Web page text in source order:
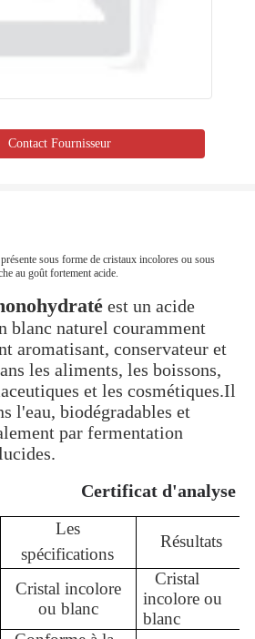
Contact Fournisseur
sous forme de cristaux incolores ou sous
au goût fortement acide.
est un acide
blanc naturel couramment
aromatisant, conservateur et
les aliments, les boissons,
et les cosmétiques.Il
l'eau, biodégradables et
par fermentation
Certificat d'analyse
Les
spécifications
Résultats
Cristal incolore
ou blanc
Cristal
incolore ou
blanc